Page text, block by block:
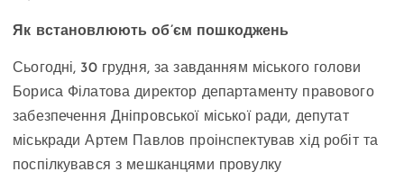
Як встановлюють об’єм пошкоджень
Сьогодні, 30 грудня, за завданням міського голови
Бориса Філатова директор департаменту правового
забезпечення Дніпровської міської ради, депутат
міськради Артем Павлов проінспектував хід робіт та
поспілкувався з мешканцями провулку